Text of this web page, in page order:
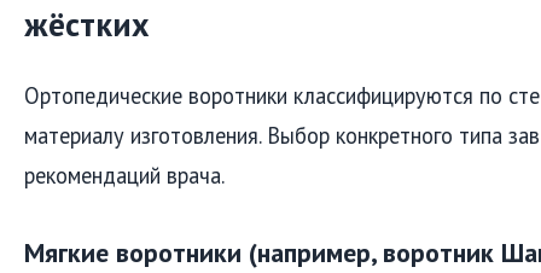
жёстких
Ортопедические воротники классифицируются по
материалу изготовления. Выбор конкретного типа
рекомендаций врача.
Мягкие воротники (например, воротник